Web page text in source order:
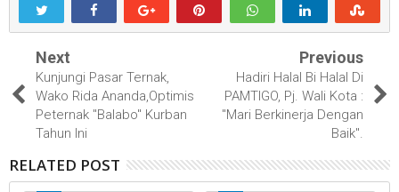
Next
Kunjungi Pasar Ternak,
Wako Rida Ananda,Optimis
Peternak "Balabo" Kurban
Tahun Ini
Previous
Hadiri Halal Bi Halal Di
PAMTIGO, Pj. Wali Kota :
"Mari Berkinerja Dengan
Baik".
RELATED POST